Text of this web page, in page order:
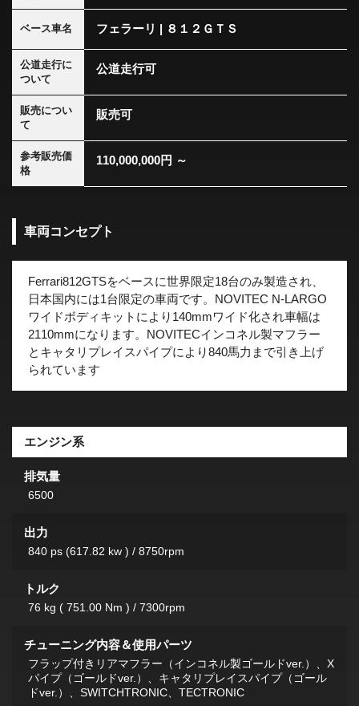
ベース車名 フェラーリ | ８１２ＧＴＳ
公道走行に
ついて
公道走行可
販売につい
て
販売可
参考販売価
格
110,000,000円 ～
車両コンセプト
Ferrari812GTSをベースに世界限定18台のみ製造され、
日本国内には1台限定の車両です。NOVITEC N-LARGO
ワイドボディキットにより140mmワイド化され車幅は
2110mmになります。NOVITECインコネル製マフラー
とキャタリプレイスパイプにより840馬力まで引き上げ
られています
エンジン系
排気量
6500
出力
840 ps (617.82 kw ) / 8750rpm
トルク
76 kg ( 751.00 Nm ) / 7300rpm
チューニング内容＆使用パーツ
フラップ付きリアマフラー（インコネル製ゴールドver.）、X
パイプ（ゴールドver.）、キャタリプレイスパイプ（ゴール
ドver.）、SWITCHTRONIC、TECTRONIC